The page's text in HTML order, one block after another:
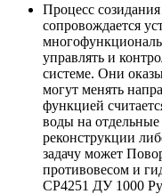
Процесс
сопровождается
управлять и
системе. Они
могут менять
функцией
воды на
реконструкции
задачу может
противовесом и
CP4251 ДУ 1000